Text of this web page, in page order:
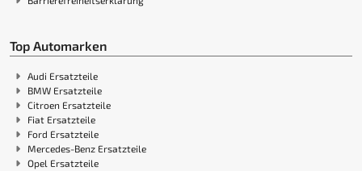
Top Automarken
Audi Ersatzteile
BMW Ersatzteile
Citroen Ersatzteile
Fiat Ersatzteile
Ford Ersatzteile
Mercedes-Benz Ersatzteile
Opel Ersatzteile